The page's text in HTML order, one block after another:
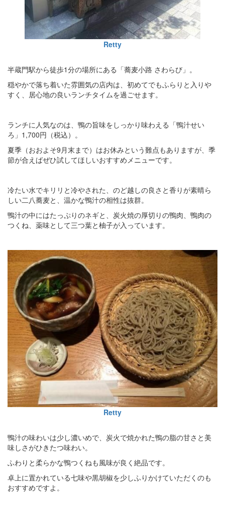
Retty
半蔵門駅から徒歩1分の場所にある「蕎麦小路 さわらび」。
穏やかで落ち着いた雰囲気の店内は、初めてでもふらりと入りや
すく、居心地の良いランチタイムを過ごせます。
ランチに人気なのは、鴨の旨味をしっかり味わえる「鴨汁せい
ろ」1,700円（税込）。
夏季（おおよそ9月末まで）はお休みという難点もありますが、季
節が合えばぜひ試してほしいおすすめメニューです。
冷たい水でキリリと冷やされた、のど越しの良さと香りが素晴ら
しい二八蕎麦と、温かな鴨汁の相性は抜群。
鴨汁の中にはたっぷりのネギと、炭火焼の厚切りの鴨肉、鴨肉の
つくね、薬味として三つ葉と柚子が入っています。
Retty
鴨汁の味わいは少し濃いめで、炭火で焼かれた鴨の脂の甘さと美
味しさがひきたつ味わい。
ふわりと柔らかな鴨つくねも風味が良く絶品です。
卓上に置かれている七味や黒胡椒を少しふりかけていただくのも
おすすめですよ。